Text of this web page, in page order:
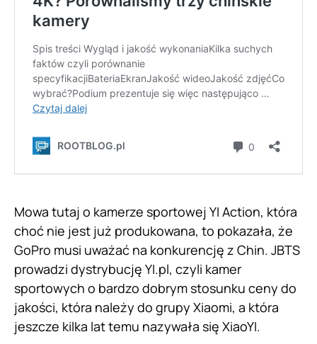
Mowa tutaj o kamerze sportowej YI Action, która
choć nie jest już produkowana, to pokazała, że
GoPro musi uważać na konkurencję z Chin. JBTS
prowadzi dystrybucję YI.pl, czyli kamer
sportowych o bardzo dobrym stosunku ceny do
jakości, która należy do grupy Xiaomi, a która
jeszcze kilka lat temu nazywała się XiaoYI.